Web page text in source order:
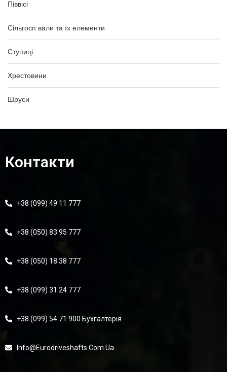
Піввісі
Сільгосп вали та їх елементи
Ступиці
Хрестовини
Шруси
Контакти
+38 (099) 49 11 777
+38 (050) 83 95 777
+38 (050) 18 38 777
+38 (099) 31 24 777
+38 (099) 54 71 900 Бухгалтерія
Info@eurodriveshafts.com.ua